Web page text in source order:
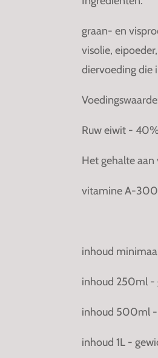
graan- en
visolie,
diervoeding die
Ruw eiwit -
Het gehalte aan
vitamine A-
inhoud
inhoud 250ml -
inhoud 500ml
inhoud 1L -